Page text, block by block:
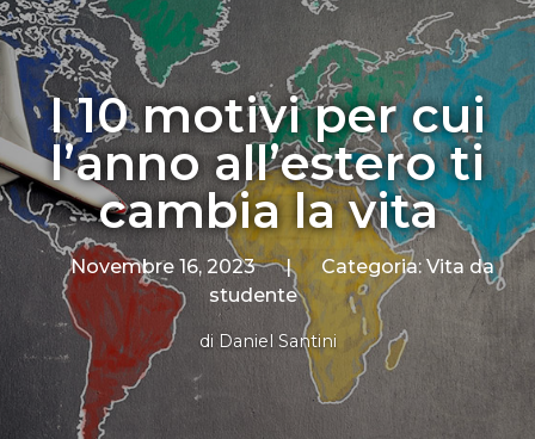
I 10 motivi per cui
l’anno all’estero ti
cambia la vita
Novembre 16, 2023 | Categoria:Vita da
studente
di Daniel Santini